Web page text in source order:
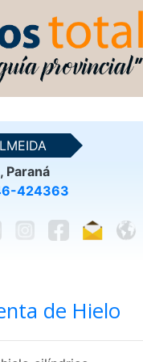
Paraná
424363
de Hielo